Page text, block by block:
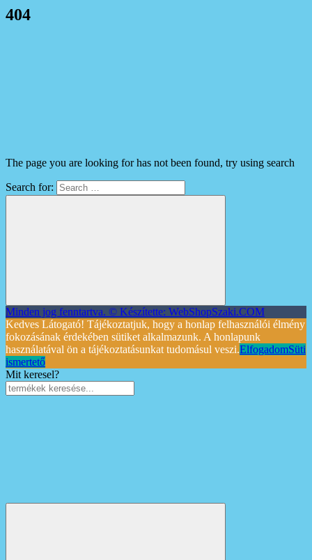
404
The page you are looking for has not been found, try using search
Search for:
Minden jog fenntartva. © Készítette: WebShopSzaki.COM
Kedves Látogató! Tájékoztatjuk, hogy a honlap felhasználói élmény
fokozásának érdekében sütiket alkalmazunk. A honlapunk
használatával ön a tájékoztatásunkat tudomásul veszi.ElfogadomSüti
ismertető
Mit keresel?